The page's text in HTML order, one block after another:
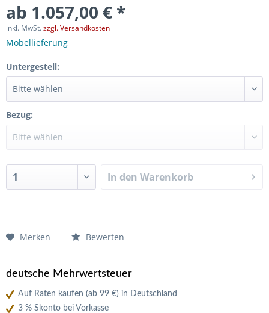
ab 1.057,00 € *
inkl. MwSt.zzgl. Versandkosten
Möbellieferung
Untergestell:
Bezug:
In den Warenkorb
Merken Bewerten
deutsche Mehrwertsteuer
Auf Raten kaufen (ab 99 €) in Deutschland
3 % Skonto bei Vorkasse